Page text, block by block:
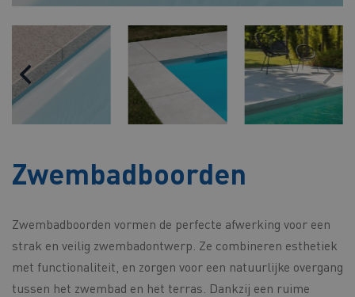
Zwembadboorden
Zwembadboorden vormen de perfecte afwerking voor een
strak en veilig zwembadontwerp. Ze combineren esthetiek
met functionaliteit, en zorgen voor een natuurlijke overgang
tussen het zwembad en het terras. Dankzij een ruime